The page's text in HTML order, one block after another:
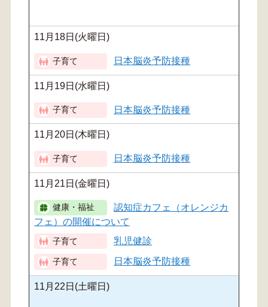
11月18日(火曜日)
日本脳炎予防接種
11月19日(水曜日)
日本脳炎予防接種
11月20日(木曜日)
日本脳炎予防接種
11月21日(金曜日)
認知症カフェ（オレンジカ
フェ）の開催について
乳児健診
日本脳炎予防接種
11月22日(土曜日)